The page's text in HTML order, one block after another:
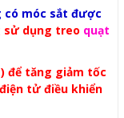
có móc sắt được
sử dụng treo quạt
để tăng giảm tốc
tử điều khiển